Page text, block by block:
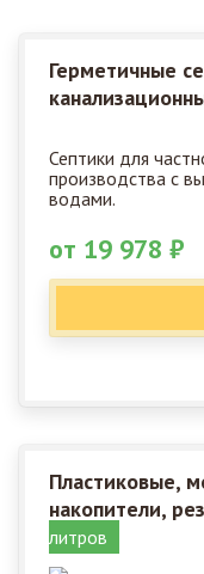
Герметичные
Септики для
производства с
водами.
от 19 978 ₽
Пластиковые,
накопители,
литров